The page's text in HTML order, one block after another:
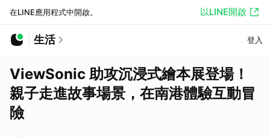
在LINE應用程式中開啟。 以LINE開啟
生活 登入
ViewSonic 助攻沉浸式繪本展登場！
親子走進故事場景，在南港體驗互動冒
險